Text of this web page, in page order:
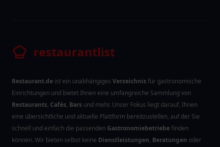
restaurantlist
Restaurant.de ist ein unabhängiges Verzeichnisfür gastronomische
Einrichtungen und bietet Ihnen eine umfangreiche Sammlung von
Restaurants, Cafés, Bars und mehr. Unser Fokus liegt darauf, Ihnen
eine übersichtliche und aktuelle Plattform bereitzustellen, auf der Sie
schnell und einfach die passenden Gastronomiebetriebefinden
können. Wir bieten selbst keine Dienstleistungen, Beratungen oder